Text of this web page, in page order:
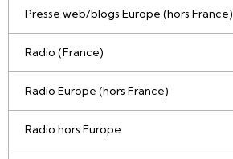
Presse web/blogs Europe (hors France)
Radio (France)
Radio Europe (hors France)
Radio hors Europe